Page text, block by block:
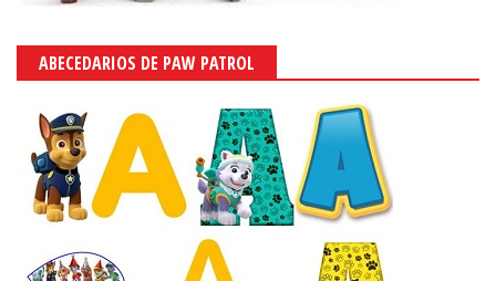
ABECEDARIOS DE PAW PATROL